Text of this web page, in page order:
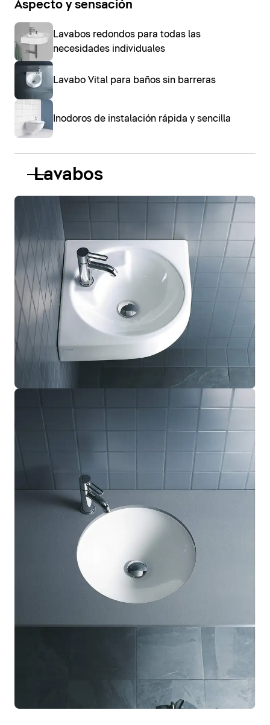
Aspecto y sensación
Lavabos redondos para todas las
necesidades individuales
Lavabo Vital para baños sin barreras
Inodoros de instalación rápida y sencilla
Lavabos